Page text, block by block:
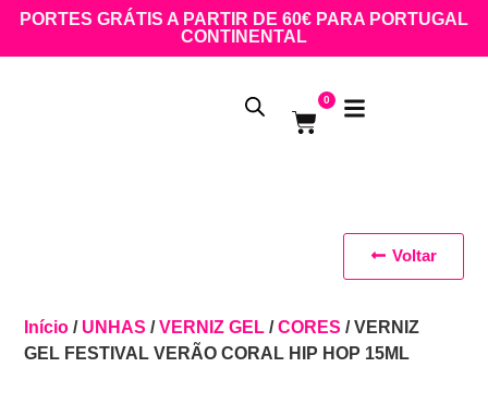
PORTES GRÁTIS A PARTIR DE 60€ PARA PORTUGAL
CONTINENTAL
0
Início / UNHAS /VERNIZ GEL /CORES / VERNIZ
GEL FESTIVAL VERÃO CORAL HIP HOP 15ML
Voltar